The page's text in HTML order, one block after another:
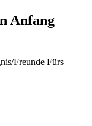
Anfang
Freunde Fürs